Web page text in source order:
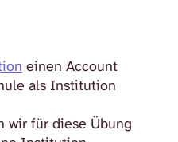
einen Account
als Institution
wir für diese Übung